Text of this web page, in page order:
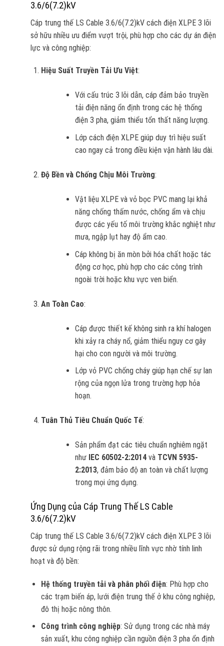
3.6/6(7.2)kV
Cáp trung thế LS Cable 3.6/6(7.2)kV cách điện XLPE 3 lõi
sở hữu nhiều ưu điểm vượt trội, phù hợp cho các dự án điện
lực và công nghiệp:
Hiệu Suất Truyền Tải Ưu Việt:
Với cấu trúc 3 lõi dẫn, cáp đảm bảo truyền
tải điện năng ổn định trong các hệ thống
điện 3 pha, giảm thiểu tổn thất năng lượng.
Lớp cách điện XLPE giúp duy trì hiệu suất
cao ngay cả trong điều kiện vận hành lâu dài.
Độ Bền và Chống Chịu Môi Trường:
Vật liệu XLPE và vỏ bọc PVC mang lại khả
năng chống thấm nước, chống ẩm và chịu
được các yếu tố môi trường khắc nghiệt như
mưa, ngập lụt hay độ ẩm cao.
Cáp không bị ăn mòn bởi hóa chất hoặc tác
động cơ học, phù hợp cho các công trình
ngoài trời hoặc khu vực ven biển.
An Toàn Cao:
Cáp được thiết kế không sinh ra khí halogen
khi xảy ra cháy nổ, giảm thiểu nguy cơ gây
hại cho con người và môi trường.
Lớp vỏ PVC chống cháy giúp hạn chế sự lan
rộng của ngọn lửa trong trường hợp hỏa
hoạn.
Tuân Thủ Tiêu Chuẩn Quốc Tế:
Sản phẩm đạt các tiêu chuẩn nghiêm ngặt
như IEC 60502-2:2014 và TCVN 5935-
2:2013, đảm bảo độ an toàn và chất lượng
trong mọi ứng dụng.
Ứng Dụng của Cáp Trung Thế LS Cable
3.6/6(7.2)kV
Cáp trung thế LS Cable 3.6/6(7.2)kV cách điện XLPE 3 lõi
được sử dụng rộng rãi trong nhiều lĩnh vực nhờ tính linh
hoạt và độ bền:
Hệ thống truyền tải và phân phối điện: Phù hợp cho
các trạm biến áp, lưới điện trung thế ở khu công nghiệp,
đô thị hoặc nông thôn.
Công trình công nghiệp: Sử dụng trong các nhà máy
sản xuất, khu công nghiệp cần nguồn điện 3 pha ổn định